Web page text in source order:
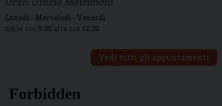
Lunedì - Mercoledì - Venerdì
dalle ore 9:30 alle ore 12:30
Vedi tutti gli appuntamenti